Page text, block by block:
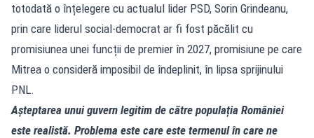
totodată o înțelegere cu actualul lider PSD, Sorin Grindeanu,
prin care liderul social-democrat ar fi fost păcălit cu
promisiunea unei funcții de premier în 2027, promisiune pe care
Mitrea o consideră imposibil de îndeplinit, în lipsa sprijinului
PNL.
Așteptarea unui guvern legitim de către populația României
este realistă. Problema este care este termenul în care ne